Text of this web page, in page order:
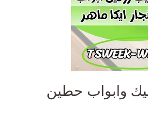
وابواب حطين